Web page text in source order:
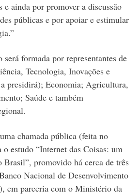
e ainda por promover a discussão
públicas e por apoiar e estimular
será formada por representantes de
Tecnologia, Inovações e
presidirá); Economia; Agricultura,
Saúde e também
chamada pública (feita no
o estudo “Internet das Coisas: um
Brasil”, promovido há cerca de três
Nacional de Desenvolvimento
em parceria com o Ministério da